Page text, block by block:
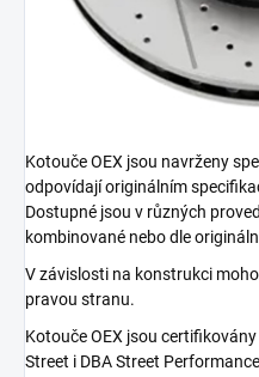
Kotouče OEX jsou navrženy
odpovídají originálním
Dostupné jsou v různých
kombinované nebo dle
V závislosti na konstrukci
pravou stranu.
Kotouče OEX jsou
Street i DBA Street